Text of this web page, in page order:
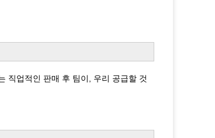
직업적인 판매 후 팀이, 우리 공급할 것